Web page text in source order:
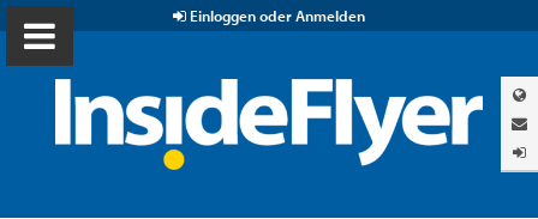
Einloggen oder Anmelden